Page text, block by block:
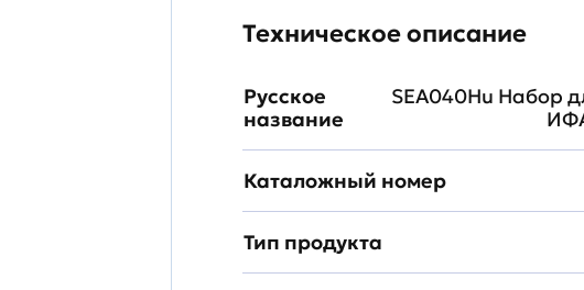
Техническое описание
Русское
название
SEA040Hu Набор
Каталожный номер
Тип продукта